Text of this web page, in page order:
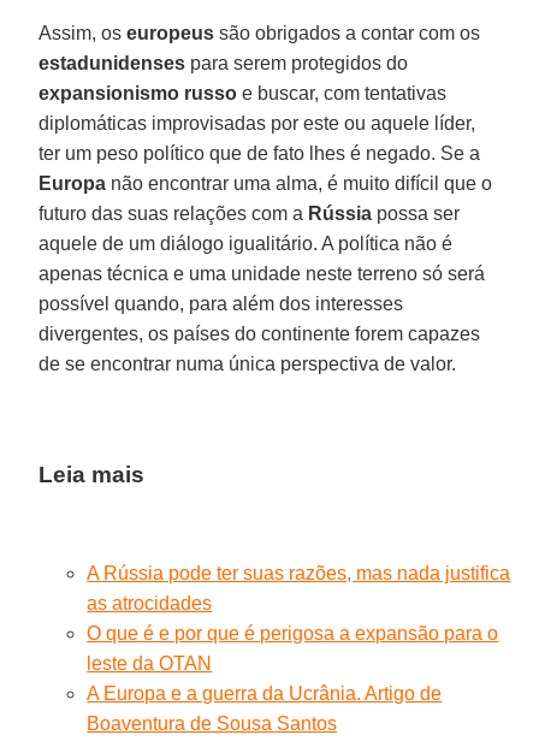
Assim, oseuropeus são obrigados a contar com os
estadunidenses para serem protegidos do
expansionismo russo e buscar, com tentativas
diplomáticas improvisadas por este ou aquele líder,
ter um peso político que de fato lhes é negado. Se a
Europa não encontrar uma alma, é muito difícil que o
futuro das suas relações com a Rússia possa ser
aquele de um diálogo igualitário. A política não é
apenas técnica e uma unidade neste terreno só será
possível quando, para além dos interesses
divergentes, os países do continente forem capazes
de se encontrar numa única perspectiva de valor.
Leia mais
A Rússia pode ter suas razões, mas nada justifica
as atrocidades
O que é e por que é perigosa a expansão para o
leste da OTAN
A Europa e a guerra da Ucrânia. Artigo de
Boaventura de Sousa Santos